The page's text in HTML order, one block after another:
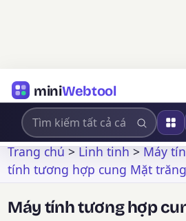
miniWebtool
Trang chủ>Linh tinh>Máy
tính tương hợp cung Mặt trăng
Máy tính tương hợp